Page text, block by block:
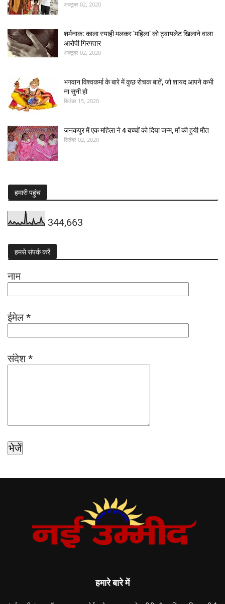
अक्टूबर 02, 2020
शर्मनाक: काला स्याही मलकर ‘महिला’ को ट्वायलेट खिलाने वाला
आरोपी गिरफ्तार
अक्टूबर 02, 2020
भगवान विश्वकर्मा के बारे में कुछ रोचक बातें, जो शायद आपने कभी
ना सुनी हो
सितंबर 15, 2020
जनकपुर में एक महिला ने 4 बच्चों को दिया जन्म, माँ की हुयी मौत
सितंबर 02, 2020
हमारी पहुंच
344,663
हमसे संपर्क करें
नाम
ईमेल*
संदेश*
हमारे बारे में